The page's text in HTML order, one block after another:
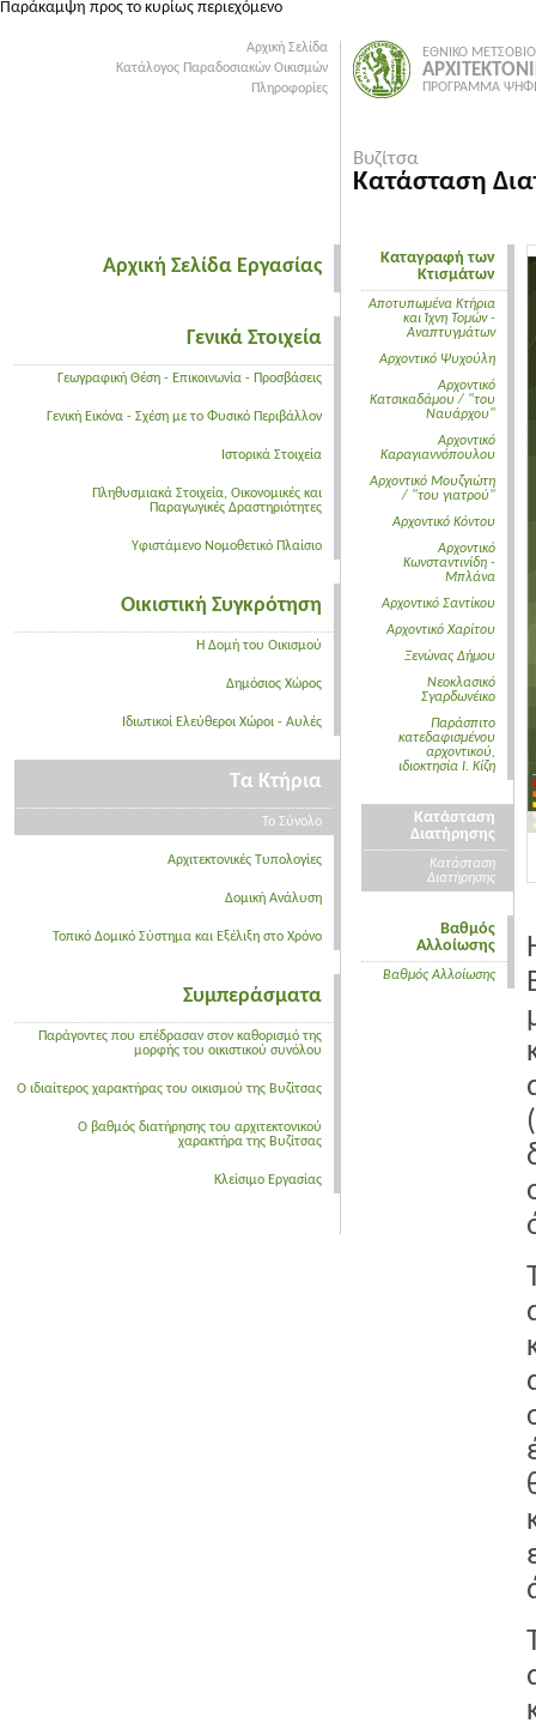
Παράκαμψη προς το κυρίως περιεχόμενο
Αρχική Σελίδα
Κατάλογος Παραδοσιακών Οικισμών
Πληροφορίες
Αρχική Σελίδα Εργασίας
Γενικά Στοιχεία
Γεωγραφική Θέση - Επικοινωνία - Προσβάσεις
Γενική Εικόνα - Σχέση με το Φυσικό Περιβάλλον
Ιστορικά Στοιχεία
Πληθυσμιακά Στοιχεία, Οικονομικές και
Παραγωγικές Δραστηριότητες
Υφιστάμενο Νομοθετικό Πλαίσιο
Οικιστική Συγκρότηση
Η Δομή του Οικισμού
Δημόσιος Χώρος
Ιδιωτικοί Ελεύθεροι Χώροι - Αυλές
Τα Κτήρια
Το Σύνολο
Αρχιτεκτονικές Τυπολογίες
Δομική Ανάλυση
Τοπικό Δομικό Σύστημα και Εξέλιξη στο Χρόνο
Συμπεράσματα
Παράγοντες που επέδρασαν στον καθορισμό της
μορφής του οικιστικού συνόλου
Ο ιδιαίτερος χαρακτήρας του οικισμού της Βυζίτσας
Ο βαθμός διατήρησης του αρχιτεκτονικού
χαρακτήρα της Βυζίτσας
Κλείσιμο Εργασίας
ΕΘΝΙΚΟ
ΠΡΟΓΡΑΜΜΑ
Βυζίτσα
Κατάσταση
Καταγραφή των
Κτισμάτων
Αποτυπωμένα Κτήρια
και Ίχνη Τομών -
Αναπτυγμάτων
Αρχοντικό Ψυχούλη
Αρχοντικό
Κατσικαδάμου / "του
Ναυάρχου"
Αρχοντικό
Καραγιαννόπουλου
Αρχοντικό Μουζγιώτη
/ "του γιατρού"
Αρχοντικό Κόντου
Αρχοντικό
Κωνσταντινίδη -
Μπλάνα
Αρχοντικό Σαντίκου
Αρχοντικό Χαρίτου
Ξενώνας Δήμου
Νεοκλασικό
Σγαρδωνέικο
Παράσπιτο
κατεδαφισμένου
αρχοντικού,
ιδιοκτησία Ι. Κίζη
Κατάσταση
Διατήρησης
Κατάσταση
Διατήρησης
Βαθμός
Αλλοίωσης
Βαθμός Αλλοίωσης